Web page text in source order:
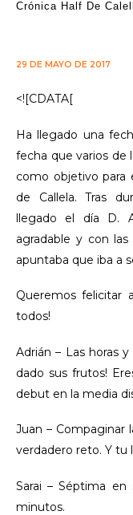
Crónica Half De
29 DE MAYO DE 2017
<![CDATA[
Ha llegado una
fecha que varios de
como objetivo para
de Callela. Tras
llegado el día D.
agradable y con
apuntaba que iba a
Queremos felicitar
todos!
Adrián – Las horas
dado sus frutos!
debut en la media
Juan – Compaginar
verdadero reto. Y tu
Sarai – Séptima en
minutos.